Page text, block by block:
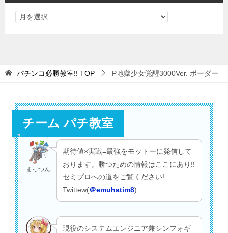
パチンコ必勝教室!! TOP P地獄少女覚醒3000Ver. ボーダー
チーム パチ教室
まっつん
期待値×実戦=最強をモットーに発信して
おります。勝つための情報はここにあり!!
セミプロへの道をご覧ください!
Twittew(＠emuhatim8)
現役のシステムエンジニア兼シンフォギ